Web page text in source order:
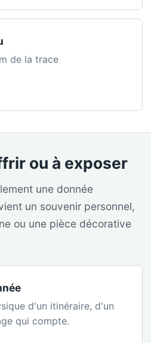
de la trace
ou à exposer
une donnée
un souvenir personnel,
ou une pièce décorative
d'un itinéraire, d'un
qui compte.